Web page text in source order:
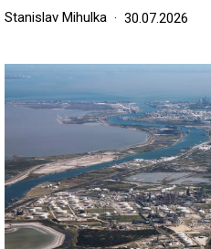
Stanislav Mihulka 30.07.2026
Image